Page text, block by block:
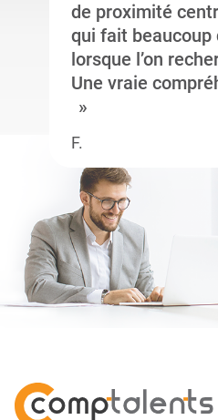
de proximité
qui fait beaucoup
lorsque l’on
Une vraie
F.